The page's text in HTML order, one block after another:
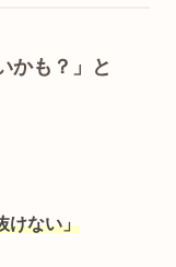
かも？」と
けない」